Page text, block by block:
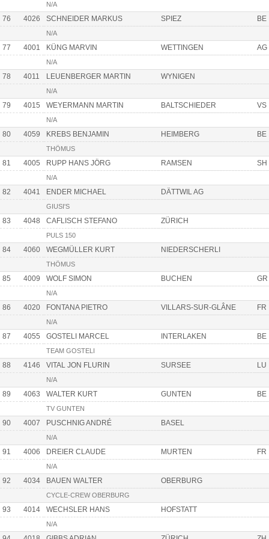
N/A
76 4026 SCHNEIDER MARKUS SPIEZ BE
N/A
77 4001 KÜNG MARVIN WETTINGEN AG
N/A
78 4011 LEUENBERGER MARTIN WYNIGEN
N/A
79 4015 WEYERMANN MARTIN BALTSCHIEDER VS
N/A
80 4059 KREBS BENJAMIN HEIMBERG BE
THÖMUS
81 4005 RUPP HANS JÖRG RAMSEN SH
N/A
82 4041 ENDER MICHAEL DÄTTWIL AG
GIUSI'S
83 4048 CAFLISCH STEFANO ZÜRICH
PULS 150
84 4060 WEGMÜLLER KURT NIEDERSCHERLI
THÖMUS
85 4009 WOLF SIMON BUCHEN GR
N/A
86 4020 FONTANA PIETRO VILLARS-SUR-GLÂNE FR
N/A
87 4055 GOSTELI MARCEL INTERLAKEN BE
TEAM GOSTELI
88 4146 VITAL JON FLURIN SURSEE LU
N/A
89 4063 WALTER KURT GUNTEN BE
TV GUNTEN
90 4007 PUSCHNIG ANDRÉ BASEL
N/A
91 4006 DREIER CLAUDE MURTEN FR
N/A
92 4034 BAUEN WALTER OBERBURG
CYCLE-CREW OBERBURG
93 4014 WECHSLER HANS HOFSTATT
N/A